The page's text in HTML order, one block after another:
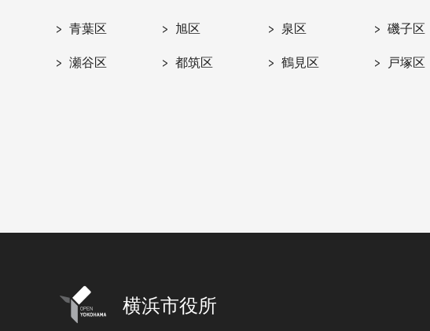
青葉区 旭区 泉区 磯子区
瀬谷区 都筑区 鶴見区 戸塚区
横浜市役所